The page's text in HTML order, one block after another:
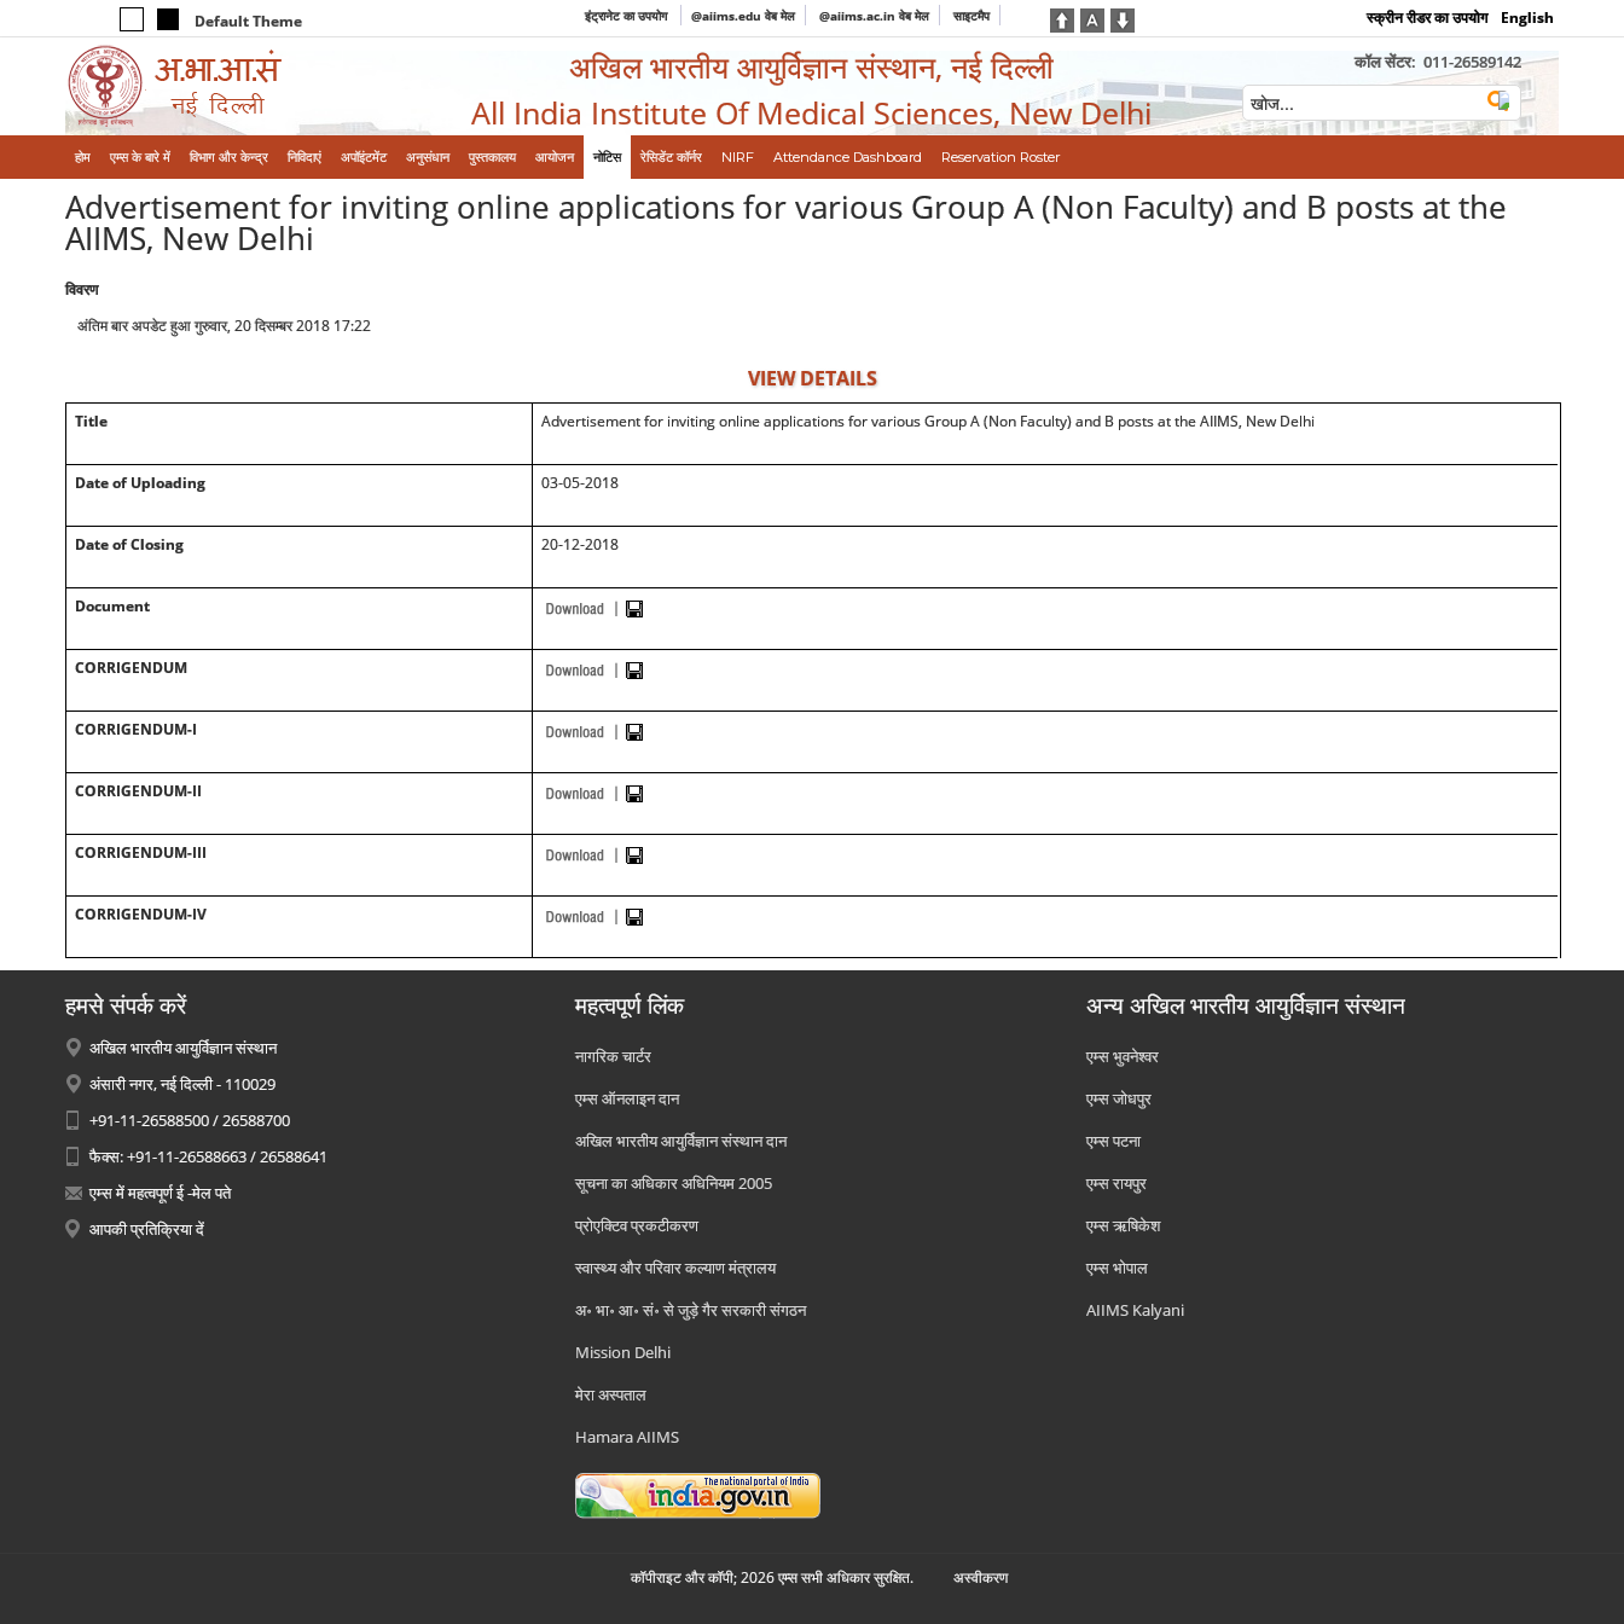
Default Theme इंट्रानेट का उपयोग @aiims.edu वेब मेल @aiims.ac.in वेब मेल साइटमैप स्क्रीन रीडर का उपयोग English
अखिल भारतीय आयुर्विज्ञान संस्थान, नई दिल्ली
All India Institute Of Medical Sciences, New Delhi
कॉल सेंटर: 011-26589142
होम एम्‍स के बारे में विभाग और केन्‍द्र निविदाएं अपॉइंटमेंट अनुसंधान पुस्तकालय आयोजन नोटिस रेसिडेंट कॉर्नर NIRF Attendance Dashboard Reservation Roster
Advertisement for inviting online applications for various Group A (Non Faculty) and B posts at the
AIIMS, New Delhi
विवरण
अंतिम बार अपडेट हुआ गुरुवार, 20 दिसम्बर 2018 17:22
VIEW DETAILS
Title Advertisement for inviting online applications for various Group A (Non Faculty) and B posts at the AIIMS, New Delhi
Date of Uploading 03-05-2018
Date of Closing 20-12-2018
Document
CORRIGENDUM
CORRIGENDUM-I
CORRIGENDUM-II
CORRIGENDUM-III
CORRIGENDUM-IV
हमसे संपर्क करें
अखिल भारतीय आयुर्विज्ञान संस्थान
अंसारी नगर, नई दिल्ली - 110029
+91-11-26588500 / 26588700
फैक्स: +91-11-26588663 / 26588641
एम्स में महत्वपूर्ण ई -मेल पते
आपकी प्रतिक्रिया दें
महत्वपूर्ण लिंक
नागरिक चार्टर
एम्स ऑनलाइन दान
अखिल भारतीय आयुर्विज्ञान संस्थान दान
सूचना का अधिकार अधिनियम 2005
प्रोएक्टिव प्रकटीकरण
स्वास्थ्य और परिवार कल्याण मंत्रालय
अ॰ भा॰ आ॰ सं॰ से जुड़े गैर सरकारी संगठन
Mission Delhi
मेरा अस्पताल
Hamara AIIMS
अन्य अखिल भारतीय आयुर्विज्ञान संस्थान
एम्‍स भुवनेश्वर
एम्‍स जोधपुर
एम्‍स पटना
एम्‍स रायपुर
एम्‍स ऋषिकेश
एम्‍स भोपाल
AIIMS Kalyani
कॉपीराइट और कॉपी; 2026 एम्स सभी अधिकार सुरक्षित. अस्‍वीकरण